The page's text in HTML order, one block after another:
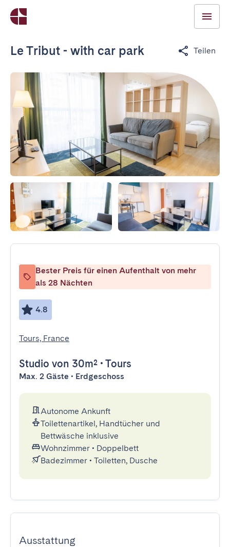
Le Tribut - with car park Teilen
Bester Preis für einen Aufenthalt von mehr
als 28 Nächten
4.8
Tours, France
Studio von 30m² • Tours
Max. 2 Gäste • Erdgeschoss
Autonome Ankunft
Toilettenartikel, Handtücher und
Bettwäsche inklusive
Wohnzimmer • Doppelbett
Badezimmer • Toiletten, Dusche
Ausstattung